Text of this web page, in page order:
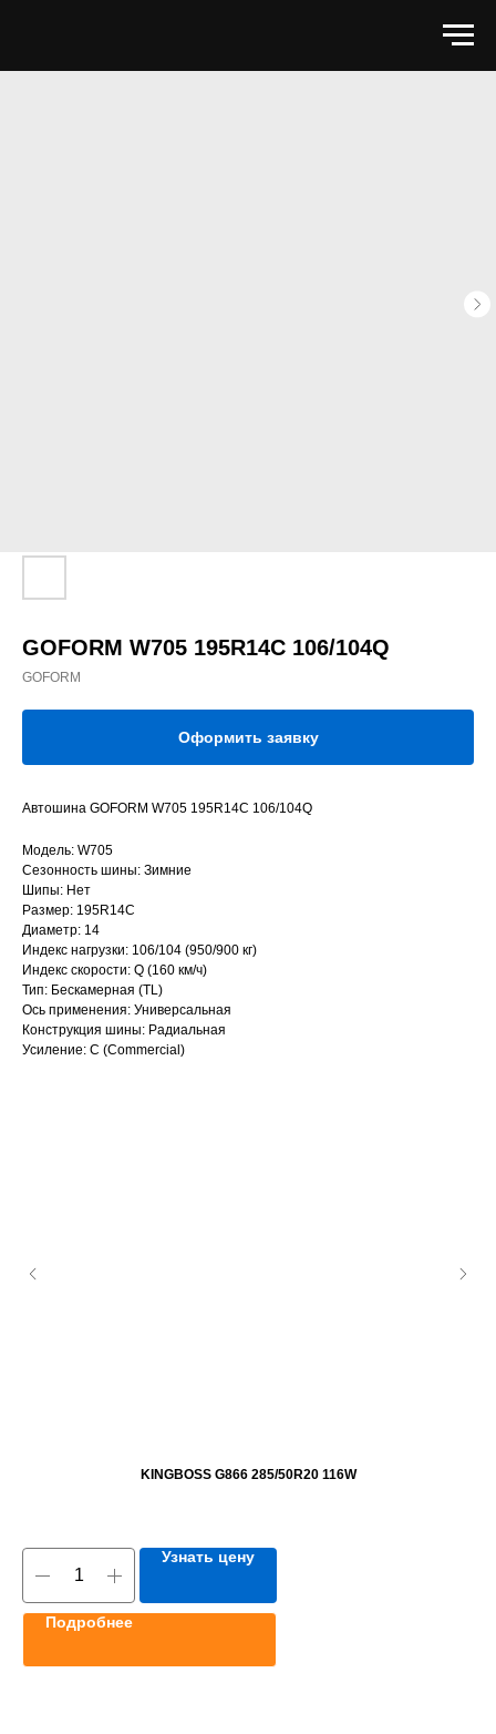
GOFORM W705 195R14C 106/104Q
GOFORM
Оформить заявку
Автошина GOFORM W705 195R14C 106/104Q
Модель: W705
Сезонность шины: Зимние
Шипы: Нет
Размер: 195R14C
Диаметр: 14
Индекс нагрузки: 106/104 (950/900 кг)
Индекс скорости: Q (160 км/ч)
Тип: Бескамерная (TL)
Ось применения: Универсальная
Конструкция шины: Радиальная
Усиление: C (Commercial)
KINGBOSS G866 285/50R20 116W
Узнать цену
Подробнее